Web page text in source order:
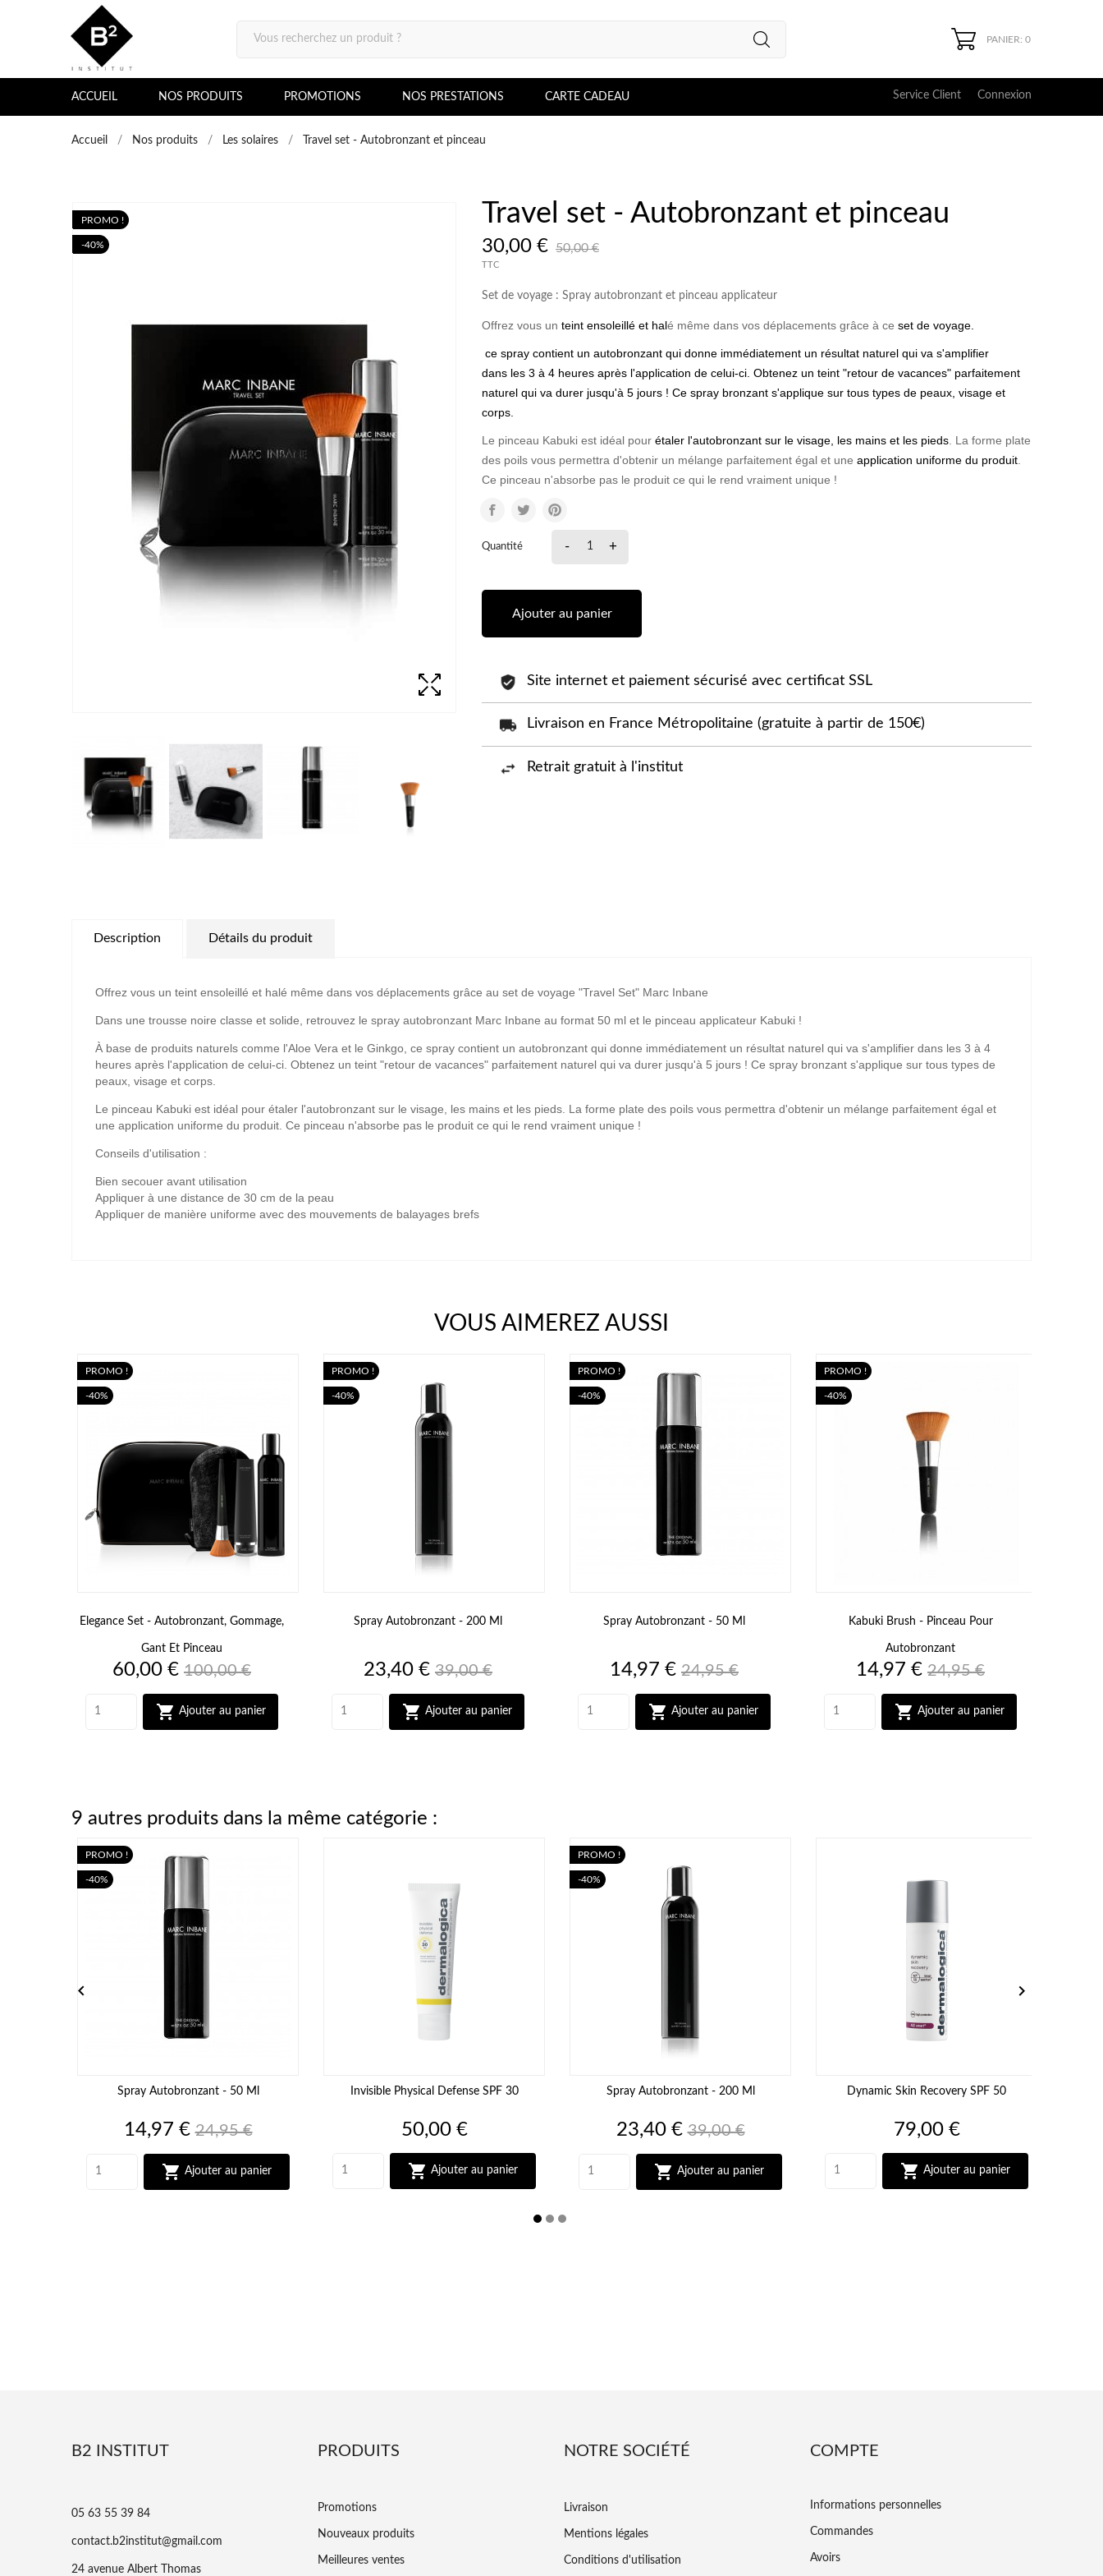
PANIER: 0
ACCUEIL NOS PRODUITS PROMOTIONS NOS PRESTATIONS CARTE CADEAU Service Client Connexion
Accueil Nos produits Les solaires Travel set - Autobronzant et pinceau
PROMO !
40%
PROMO !
-40%
Travel set - Autobronzant et pinceau
30,00 € 50,00 €
TTC
Set de voyage : Spray autobronzant et pinceau applicateur
Offrez vous un teint ensoleillé et halé même dans vos déplacements grâce à ce set de voyage.
ce spray contient un autobronzant qui donne immédiatement un résultat naturel qui va s'amplifier
dans les 3 à 4 heures après l'application de celui-ci. Obtenez un teint "retour de vacances" parfaitement
naturel qui va durer jusqu'à 5 jours ! Ce spray bronzant s'applique sur tous types de peaux, visage et
corps
Le pinceau Kabuki est idéal pour étaler l'autobronzant sur le visage, les mains et les pieds . La forme plate
des poils vous permettra d'obtenir un mélange parfaitement égal et une application uniforme du produit
Ce pinceau n'absorbe pas le produit ce qui le rend vraiment unique !
Quantité - +
Ajouter au panier
Site internet et paiement sécurisé avec certificat SSL
Livraison en France Métropolitaine (gratuite à partir de 150€)
Retrait gratuit à l'institut
Description Détails du produit
Offrez vous un teint ensoleillé et halé même dans vos déplacements grâce au set de voyage "Travel Set" Marc Inbane
Dans une trousse noire classe et solide, retrouvez le spray autobronzant Marc Inbane au format 50 ml et le pinceau applicateur Kabuki !
À base de produits naturels comme l'Aloe Vera et le Ginkgo, ce spray contient un autobronzant qui donne immédiatement un résultat naturel qui va s'amplifier dans les 3 à 4
heures après l'application de celui-ci. Obtenez un teint "retour de vacances" parfaitement naturel qui va durer jusqu'à 5 jours ! Ce spray bronzant s'applique sur tous types de
peaux, visage et corps.
Le pinceau Kabuki est idéal pour étaler l'autobronzant sur le visage, les mains et les pieds. La forme plate des poils vous permettra d'obtenir un mélange parfaitement égal et
une application uniforme du produit. Ce pinceau n'absorbe pas le produit ce qui le rend vraiment unique !
Conseils d'utilisation :
Bien secouer avant utilisation
Appliquer à une distance de 30 cm de la peau
Appliquer de manière uniforme avec des mouvements de balayages brefs
VOUS AIMEREZ AUSSI
Elegance Set - Autobronzant, Gommage,
Gant Et Pinceau
Prix
60,00 € Prix
base
100,00 €
 Ajouter au panier
PROMO !
-40%
Spray Autobronzant - 200 Ml
Prix
23,40 € Prix
base
39,00 €
 Ajouter au panier
PROMO !
-40%
Spray Autobronzant - 50 Ml
Prix
14,97 € Prix
base
24,95 €
 Ajouter au panier
PROMO !
-40%
Kabuki Brush - Pinceau Pour
Autobronzant
Prix
14,97 € Prix
base
24,95 €
 Ajouter au panier
PROMO !
-40%
9 autres produits dans la même catégorie :
Spray Autobronzant - 50 Ml
Prix
14,97 € Prix
base
24,95 €
 Ajouter au panier
PROMO !
-40%
Invisible Physical Defense SPF 30
Prix
50,00 €
 Ajouter au panier
Spray Autobronzant - 200 Ml
Prix
23,40 € Prix
base
39,00 €
 Ajouter au panier
PROMO !
-40%
Dynamic Skin Recovery SPF 50
Prix
79,00 €
 Ajouter au panier
 
B2 INSTITUT
05 63 55 39 84
contact.b2institut@gmail.com
24 avenue Albert Thomas
PRODUITS
Promotions
Nouveaux produits
Meilleures ventes
NOTRE SOCIÉTÉ
Livraison
Mentions légales
Conditions d'utilisation
COMPTE
Informations personnelles
Commandes
Avoirs